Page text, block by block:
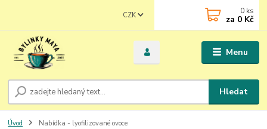
Menu
CZK
Hledat
0 ks
za 0 Kč
Úvod Nabídka - lyofilizované ovoce